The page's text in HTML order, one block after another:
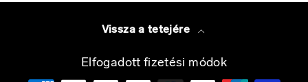
Vissza a tetejére
Elfogadott fizetési módok